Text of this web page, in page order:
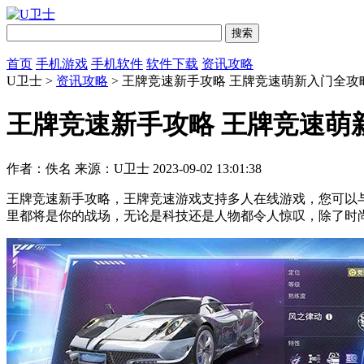
首页 手机游戏 手机软件 软件下载 资讯攻略
U卫士 > 资讯攻略 > 王牌竞速新手攻略 王牌竞速萌新入门全攻
王牌竞速新手攻略 王牌竞速萌
作者：佚名 来源：U卫士 2023-09-02 13:01:38
王牌竞速新手攻略，王牌竞速游戏支持多人在线游戏，您可
里都将是你的战场，无论是科技还是人物都令人惊叹，除了